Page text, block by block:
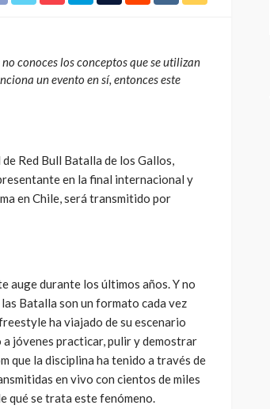
conoces los conceptos que se utilizan
un evento en sí, entonces este
Red Bull Batalla de los Gallos,
en la final internacional y
en Chile, será transmitido por
auge durante los últimos años. Y no
Batalla son un formato cada vez
ha viajado de su escenario
a jóvenes practicar, pulir y demostrar
que la disciplina ha tenido a través de
en vivo con cientos de miles
qué se trata este fenómeno.